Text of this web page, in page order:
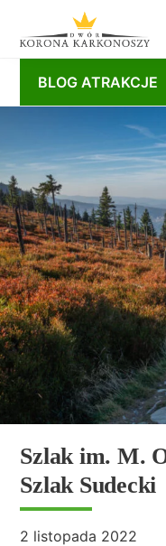
treści
BLOG ATRAKCJE
Szlak im. M.
Szlak Sudecki
2 listopada 2022